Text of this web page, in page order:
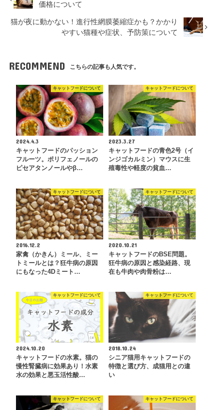
価格について
猫が夜に動かない！進行性網膜萎縮症かも？かかり
やすい猫種や症状、予防策について
RECOMMEND こちらの記事も人気です。
キャットフードについて
2024.4.3
キャットフードのパッション
フルーツ。ポリフェノールの
ピセアタンノールやβ…
キャットフードについて
2023.3.27
キャットフードの青色2号（イ
ンジゴカルミン）マウスに生
殖毒性や軽度の貧血…
キャットフードについて
2016.12.2
家禽（かきん）ミール、ミー
トミールとは？狂牛病の原因
にもなった4Dミート…
キャットフードについて
2020.10.21
キャットフードのBSE問題。
狂牛病の原因と感染経路、現
在も牛肉や肉骨粉は…
キャットフードについて
2024.10.20
キャットフードの水素。猫の
慢性腎臓病に効果あり！水素
水の効果と悪玉活性酸…
キャットフードについて
2018.10.24
シニア猫用キャットフードの
特徴と選び方、成猫用との違
い
キャットフードについて キャットフードについて